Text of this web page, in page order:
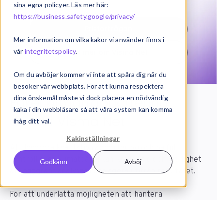
sina egna policyer. Läs mer här:
https://business.safety.google/privacy/
Mer information om vilka kakor vi använder finns i
vår integritetspolicy.
Om du avböjer kommer vi inte att spåra dig när du
besöker vår webbplats. För att kunna respektera
dina önskemål måste vi dock placera en nödvändig
kaka i din webbläsare så att våra system kan komma
ihåg ditt val.
Kakinställningar
Godkänn Avböj
Läs mer om Visma Net
Enkel klimatrapportering
direkt i Visma Net
Att leverera kvalitativ rapportering och ha full
kontroll över klimatpåverkan kräver tid och möjlighet
att noggrant analysera och agera utifrån resultatet.
För att underlätta möjligheten att hantera